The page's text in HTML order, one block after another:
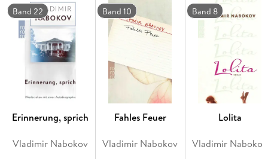
erlangte, erschafft in diesem Roman ein faszinierendes
Vexierspiel um Doppelgänger und die Frage nach Identität.
Mit seiner eleganten Prosa und seinem unverwechselbaren
Stil zieht er den Leser tief hinein in die rätselhafte Welt des
Sebastian Knight. Ein Klassiker der Weltliteratur, der die
Grenzen zwischen Fiktion und Realität verschwimmen lässt.
Band 22
Erinnerung, sprich
Vladimir Nabokov
Band 10
Fahles Feuer
Vladimir Nabokov
Band 8
Lolita
Vladimir Nabokov